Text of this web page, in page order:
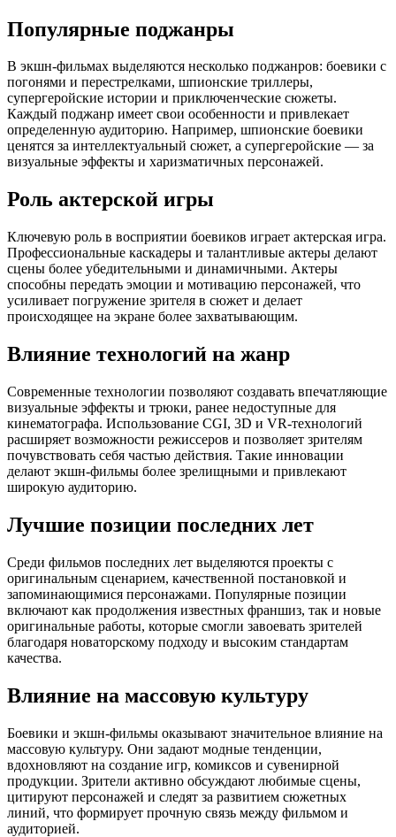
Популярные поджанры
В экшн-фильмах выделяются несколько поджанров: боевики с
погонями и перестрелками, шпионские триллеры,
супергеройские истории и приключенческие сюжеты.
Каждый поджанр имеет свои особенности и привлекает
определенную аудиторию. Например, шпионские боевики
ценятся за интеллектуальный сюжет, а супергеройские — за
визуальные эффекты и харизматичных персонажей.
Роль актерской игры
Ключевую роль в восприятии боевиков играет актерская игра.
Профессиональные каскадеры и талантливые актеры делают
сцены более убедительными и динамичными. Актеры
способны передать эмоции и мотивацию персонажей, что
усиливает погружение зрителя в сюжет и делает
происходящее на экране более захватывающим.
Влияние технологий на жанр
Современные технологии позволяют создавать впечатляющие
визуальные эффекты и трюки, ранее недоступные для
кинематографа. Использование CGI, 3D и VR-технологий
расширяет возможности режиссеров и позволяет зрителям
почувствовать себя частью действия. Такие инновации
делают экшн-фильмы более зрелищными и привлекают
широкую аудиторию.
Лучшие позиции последних лет
Среди фильмов последних лет выделяются проекты с
оригинальным сценарием, качественной постановкой и
запоминающимися персонажами. Популярные позиции
включают как продолжения известных франшиз, так и новые
оригинальные работы, которые смогли завоевать зрителей
благодаря новаторскому подходу и высоким стандартам
качества.
Влияние на массовую культуру
Боевики и экшн-фильмы оказывают значительное влияние на
массовую культуру. Они задают модные тенденции,
вдохновляют на создание игр, комиксов и сувенирной
продукции. Зрители активно обсуждают любимые сцены,
цитируют персонажей и следят за развитием сюжетных
линий, что формирует прочную связь между фильмом и
аудиторией.